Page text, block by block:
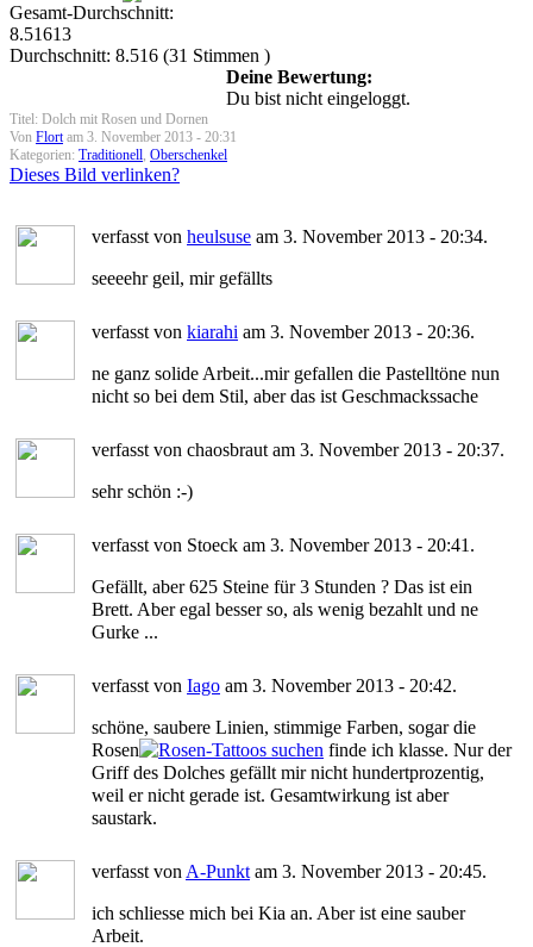
Gesamt-Durchschnitt:
8.51613
Durchschnitt: 8.516 (31 Stimmen )
Deine Bewertung:
Du bist nicht eingeloggt.
Titel: Dolch mit Rosen und Dornen
Von Flortam 3. November 2013 - 20:31
Kategorien: Traditionell, Oberschenkel
Dieses Bild verlinken?
verfasst von heulsuse am 3. November 2013 - 20:34.
seeeehr geil, mir gefällts
verfasst von kiarahi am 3. November 2013 - 20:36.
ne ganz solide Arbeit...mir gefallen die Pastelltöne nun
nicht so bei dem Stil, aber das ist Geschmackssache
verfasst von chaosbraut am 3. November 2013 - 20:37.
sehr schön :-)
verfasst von Stoeck am 3. November 2013 - 20:41.
Gefällt, aber 625 Steine für 3 Stunden ? Das ist ein
Brett. Aber egal besser so, als wenig bezahlt und ne
Gurke ...
verfasst von Iago am 3. November 2013 - 20:42.
schöne, saubere Linien, stimmige Farben, sogar die
Rosen
finde ich klasse. Nur der
Griff des Dolches gefällt mir nicht hundertprozentig,
weil er nicht gerade ist. Gesamtwirkung ist aber
saustark.
verfasst von A-Punkt am 3. November 2013 - 20:45.
ich schliesse mich bei Kia an. Aber ist eine sauber
Arbeit.